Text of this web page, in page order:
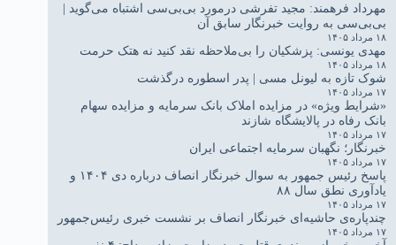
مهرداد فرهمند: مجید تفرشی درمورد بی‌بی‌سی اشتباه می‌گوید |
بی‌بی‌سی به روایت خبرنگار سابق آن
۱۸ مرداد ۱۴۰۵
مهدی یونسی: پزشکیان را بی‌ملاحظه نقد کنید نه هتک حرمت
۱۸ مرداد ۱۴۰۵
شوک تازه به لیونل مسی | پدر اسطوره درگذشت
۱۷ مرداد ۱۴۰۵
«شرایط ویژه» در مزایده املاک بانک سرمایه و مزایده سهام
بانک رفاه در پالایشگاه شازند
۱۷ مرداد ۱۴۰۵
خبرنگار؛ نگهبان سرمایه اجتماعی ایران
۱۷ مرداد ۱۴۰۵
پاسخ رئیس جمهور به سوال خبرنگار انصاف درباره دی ۱۴۰۴ و
یادآوری نطق سال ۸۸
۱۷ مرداد ۱۴۰۵
چندپاره‌ی حاشیه‌ای خبرنگار انصاف بر نشست خبری رئیس‌جمهور
۱۷ مرداد ۱۴۰۵